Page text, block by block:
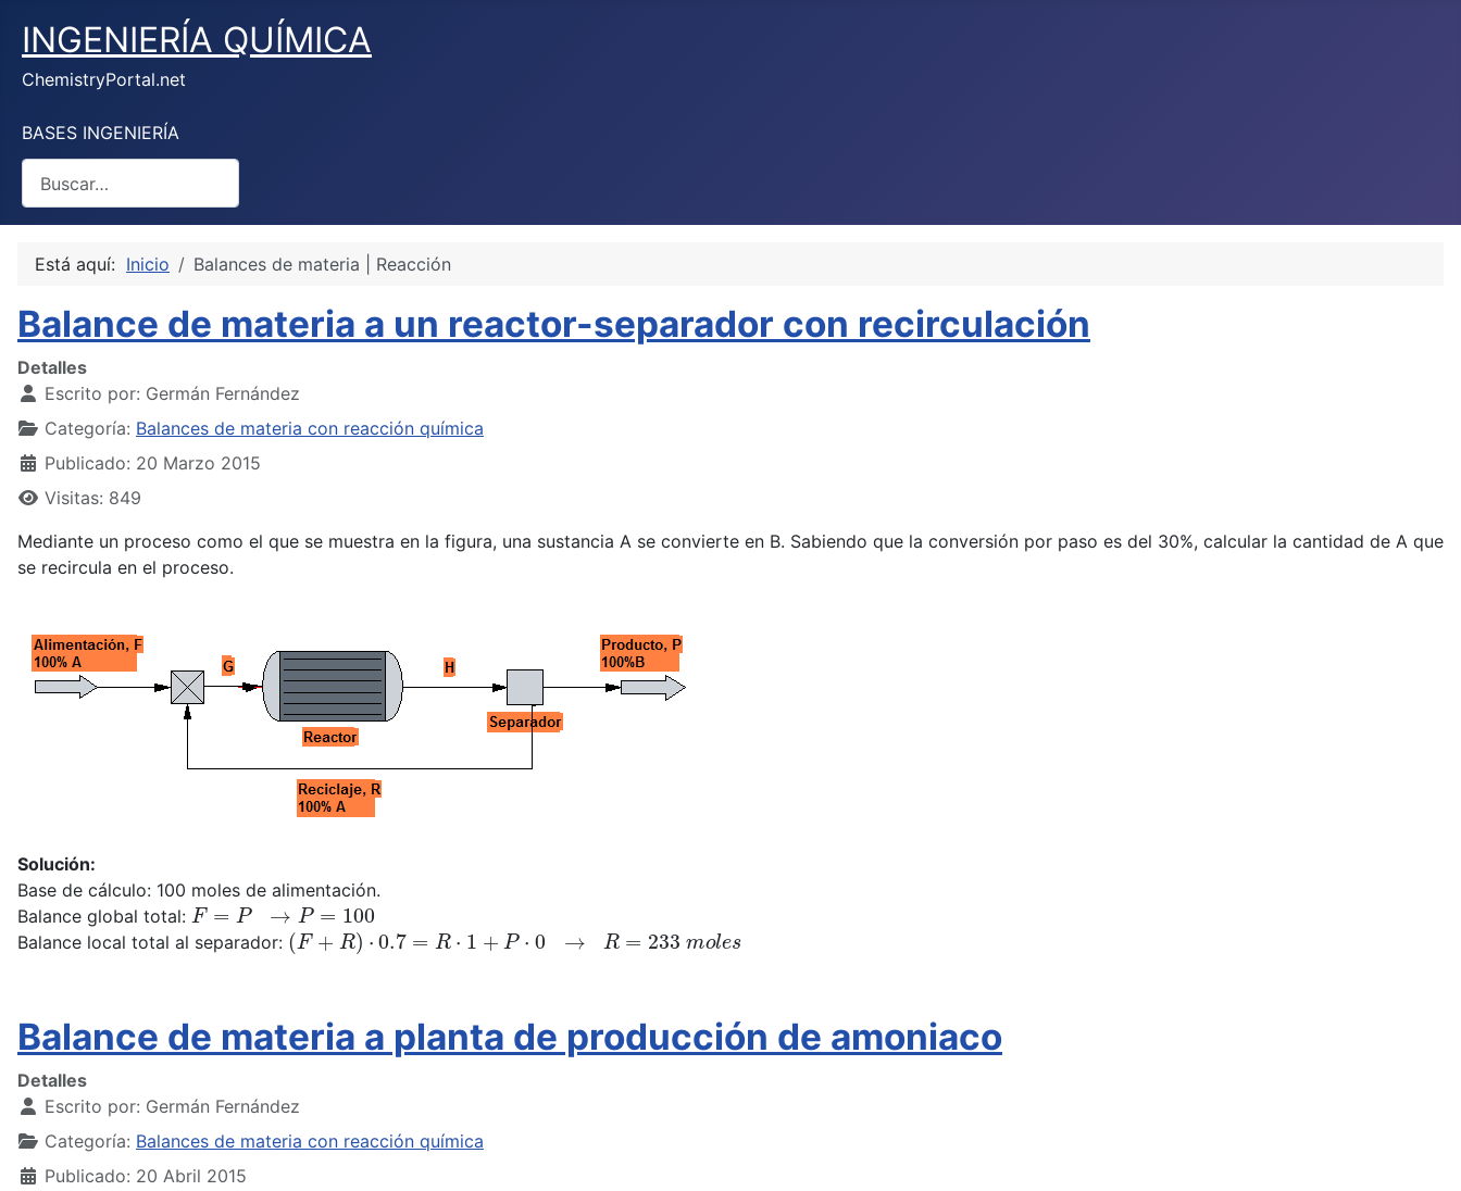
INGENIERÍA QUÍMICA
ChemistryPortal.net
BASES INGENIERÍA
Está aquí: Inicio Balances de materia | Reacción
Balance de materia a un reactor-separador con recirculación
Detalles
Escrito por: Germán Fernández
Categoría: Balances de materia con reacción química
Publicado: 20 Marzo 2015
Visitas: 849
Mediante un proceso como el que se muestra en la figura, una sustancia A se convierte en B. Sabiendo que la conversión por paso es del 30%, calcular la cantidad de A que
se recircula en el proceso.
Solución:
Base de cálculo: 100 moles de alimentación.
Balance global total: F=P→P =100
Balance local total al separador: (F+ )⋅0.7 = R +P 0 = 233 es
Balance de materia a planta de producción de amoniaco
Detalles
Escrito por: Germán Fernández
Categoría: Balances de materia con reacción química
Publicado: 20 Abril 2015